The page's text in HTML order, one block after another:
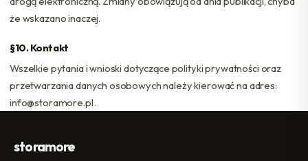
że wskazano inaczej.
§10. Kontakt
Wszelkie pytania i wnioski dotyczące polityki prywatności oraz
przetwarzania danych osobowych należy kierować na adres:
info@storamore.pl .
storamore